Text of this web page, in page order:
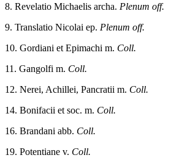
8. Revelatio Michaelis archa. Plenum off.
9. Translatio Nicolai ep. Plenum off.
10. Gordiani et Epimachi m. Coll.
11. Gangolfi m. Coll.
12. Nerei, Achillei, Pancratii m. Coll.
14. Bonifacii et soc. m. Coll.
16. Brandani abb. Coll.
19. Potentiane v. Coll.